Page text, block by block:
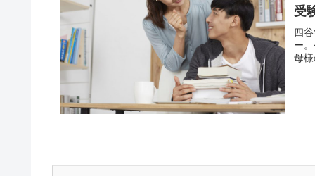
受
四
ー
母